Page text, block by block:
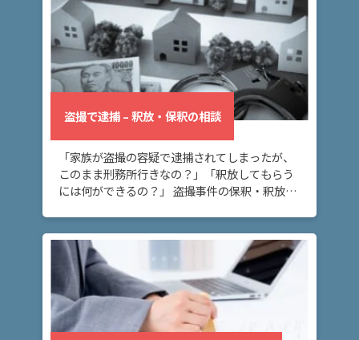
盗撮で逮捕 – 釈放・保釈の相談
「家族が盗撮の容疑で逮捕されてしまったが、
このまま刑務所行きなの？」「釈放してもらう
には何ができるの？」 盗撮事件の保釈・釈放に
れるには […]